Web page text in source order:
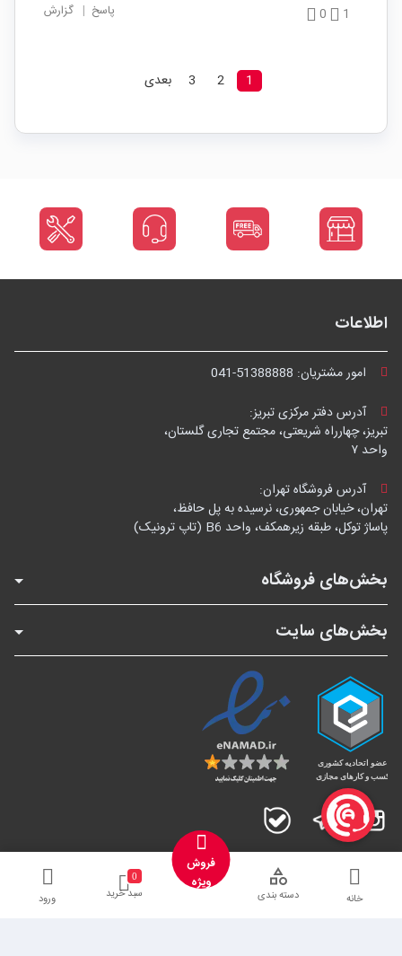
1
0 پاسخ | گزارش
1
2
3 بعدی
اطلاعات
امور مشتریان: 041-51388888
آدرس دفتر مرکزی تبریز:
تبریز، چهارراه شریعتی، مجتمع تجاری گلستان،
واحد ۷
آدرس فروشگاه تهران:
تهران، خیابان جمهوری، نرسیده به پل حافظ،
پاساژ توکل، طبقه زیرهمکف، واحد B6 (تاپ ترونیک)
بخش‌های فروشگاه
بخش‌های سایت
اینستاگرام تلگرام
خانه دسته بندی
فروش
ویژه
0
سبد خرید ورود